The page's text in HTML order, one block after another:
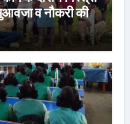
व नौकरी की